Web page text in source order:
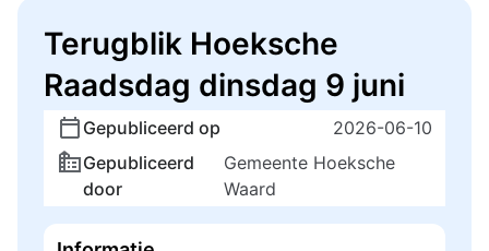
Terugblik Hoeksche
Raadsdag dinsdag 9 juni
Gepubliceerd op
2026-06-10
Gepubliceerd
door
Gemeente Hoeksche
Waard